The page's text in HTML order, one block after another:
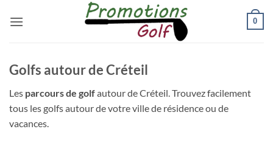
0
Golfs autour de Créteil
Les parcours de golfautour de Créteil. Trouvez facilement
tous les golfs autour de votre ville de résidence ou de
vacances.